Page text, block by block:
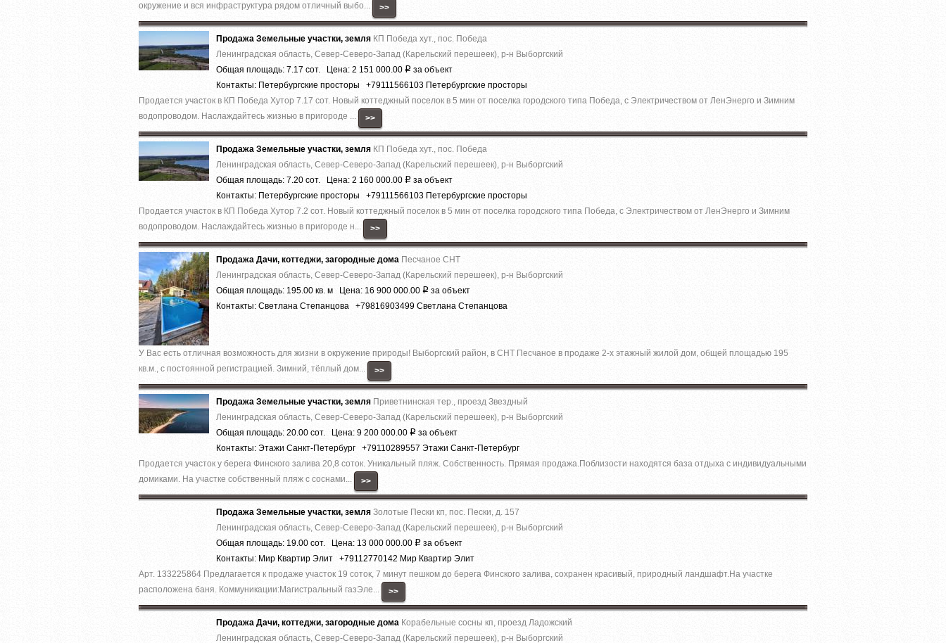
окружeние и вcя инфраcтруктура рядом отличный выбo...
>>
Продажа Земельные участки, земля КП Победа хут., пос. Победа
Ленинградская область, Север-Северо-Запад (Карельский перешеек), р-н Выборгский
Общая площадь: 7.17 сот. Цена: 2 151 000.00 Р за объект
Контакты: Петербургские просторы +79111566103 Петербургские просторы
Продается участок в КП Победа Хутор 7.17 сот. Новый коттеджный поселок в 5 мин от поселка городского типа Победа, с Электричеством от ЛенЭнерго и Зимним
водопроводом. Наслаждайтесь жизнью в пригороде ...
>>
Продажа Земельные участки, земля КП Победа хут., пос. Победа
Ленинградская область, Север-Северо-Запад (Карельский перешеек), р-н Выборгский
Общая площадь: 7.20 сот. Цена: 2 160 000.00 Р за объект
Контакты: Петербургские просторы +79111566103 Петербургские просторы
Продается участок в КП Победа Хутор 7.2 сот. Новый коттеджный поселок в 5 мин от поселка городского типа Победа, с Электричеством от ЛенЭнерго и Зимним
водопроводом. Наслаждайтесь жизнью в пригороде н...
>>
Продажа Дачи, коттеджи, загородные дома Песчаное СНТ
Ленинградская область, Север-Северо-Запад (Карельский перешеек), р-н Выборгский
Общая площадь: 195.00 кв. м Цена: 16 900 000.00 Р за объект
Контакты: Светлана Степанцова +79816903499 Светлана Степанцова
У Вас есть отличная возможность для жизни в окружение природы! Выборгский район, в СНТ Песчаное в продаже 2-х этажный жилой дом, общей площадью 195
кв.м., с постоянной регистрацией. Зимний, тёплый дом...
>>
Продажа Земельные участки, земля Приветнинская тер., проезд Звездный
Ленинградская область, Север-Северо-Запад (Карельский перешеек), р-н Выборгский
Общая площадь: 20.00 сот. Цена: 9 200 000.00 Р за объект
Контакты: Этажи Санкт-Петербург +79110289557 Этажи Санкт-Петербург
Продается участок у берега Финского залива 20,8 соток. Уникальный пляж. Собственность. Прямая продажа.Поблизости находятся база отдыха с индивидуальными
домиками. На участке собственный пляж с соснами...
>>
Продажа Земельные участки, земля Золотые Пески кп, пос. Пески, д. 157
Ленинградская область, Север-Северо-Запад (Карельский перешеек), р-н Выборгский
Общая площадь: 19.00 сот. Цена: 13 000 000.00 Р за объект
Контакты: Мир Квартир Элит +79112770142 Мир Квартир Элит
Арт. 133225864 Предлагается к продаже участок 19 соток, 7 минут пешком до берега Финского залива, сохранен красивый, природный ландшафт.На участке
расположена баня. Коммуникации:Магистральный газЭле...
>>
Продажа Дачи, коттеджи, загородные дома Корабельные сосны кп, проезд Ладожский
Ленинградская область, Север-Северо-Запад (Карельский перешеек), р-н Выборгский